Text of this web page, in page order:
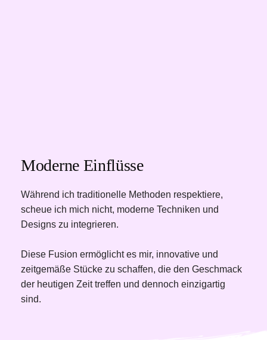
Moderne Einflüsse
Während ich traditionelle Methoden respektiere,
scheue ich mich nicht, moderne Techniken und
Designs zu integrieren.
Diese Fusion ermöglicht es mir, innovative und
zeitgemäße Stücke zu schaffen, die den Geschmack
der heutigen Zeit treffen und dennoch einzigartig
sind.